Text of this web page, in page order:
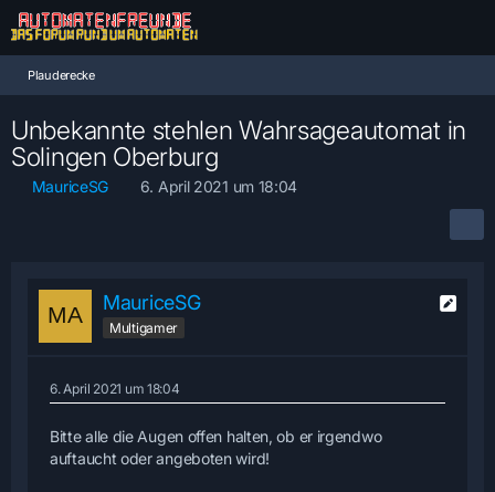
Plauderecke
Unbekannte stehlen Wahrsageautomat in
Solingen Oberburg
MauriceSG 6. April 2021 um 18:04
MauriceSG
Multigamer
6. April 2021 um 18:04
Bitte alle die Augen offen halten, ob er irgendwo
auftaucht oder angeboten wird!